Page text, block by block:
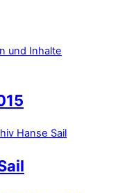
und Inhalte